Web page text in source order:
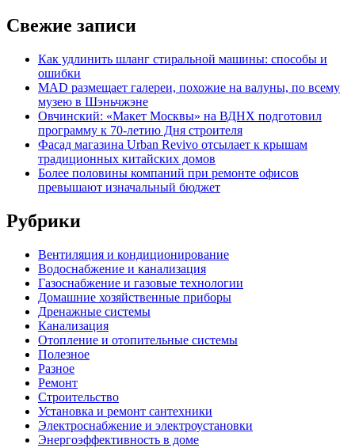
Свежие записи
Как удлинить шланг стиральной машины: способы и
ошибки
MAD размещает галереи, похожие на валуны, по всему
музею в Шэньчжэне
Овчинский: «Макет Москвы» на ВДНХ подготовил
программу к 70-летию Дня строителя
Фасад магазина Urban Revivo отсылает к крышам
традиционных китайских домов
Более половины компаний при ремонте офисов
превышают изначальный бюджет
Рубрики
Вентиляция и кондиционирование
Водоснабжение и канализация
Газоснабжение и газовые технологии
Домашние хозяйственные приборы
Дренажные системы
Канализация
Отопление и отопительные системы
Полезное
Разное
Ремонт
Строительство
Установка и ремонт сантехники
Электроснабжение и электроустановки
Энергоэффективность в доме